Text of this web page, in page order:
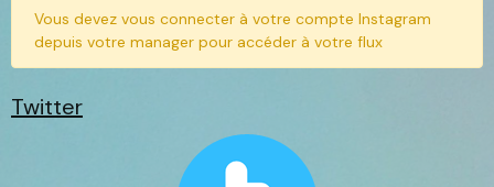
Vous devez vous connecter à votre compte Instagram
depuis votre manager pour accéder à votre flux
Twitter